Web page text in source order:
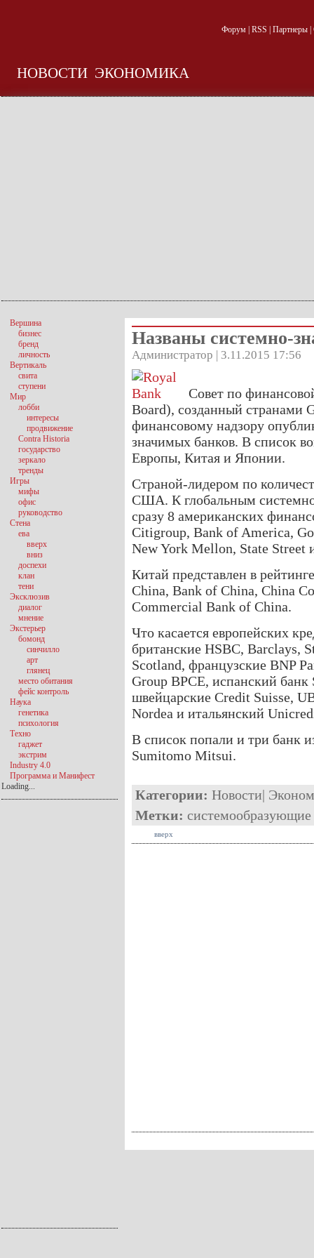
Форум| RSS Партнеры|
НОВОСТИ ЭКОНОМИКА
Названы системно-
Администратор | 3.11.2015 17:56
Совет по
Board), созданный странами
финансовому надзору
значимых банков. В список
Европы, Китая и Японии.
Страной-лидером по
США. К глобальным
сразу 8 американских
Citigroup, Bank of America,
New York Mellon, State Street
Китай представлен в
China, Bank of China, China
Commercial Bank of China.
Что касается европейских
британские HSBC, Barclays,
Scotland, французские BNP
Group BPCE, испанский
швейцарские Credit Suisse,
Nordea и итальянский
В список попали и три банк
Sumitomo Mitsui.
Категории: Новости|
Метки: системообразующие
вверх
Вершина
бизнес
бренд
личность
Вертикаль
свита
ступени
Мир
лобби
интересы
продвижение
Contra Historia
государство
зеркало
тренды
Игры
мифы
офис
руководство
Стена
ева
вверх
вниз
доспехи
клан
тени
Эксклюзив
диалог
мнение
Экстерьер
бомонд
синчилло
арт
глянец
место обитания
фейс контроль
Наука
генетика
психология
Техно
гаджет
экстрим
Industry 4.0
Программа и Манифест
Loading...